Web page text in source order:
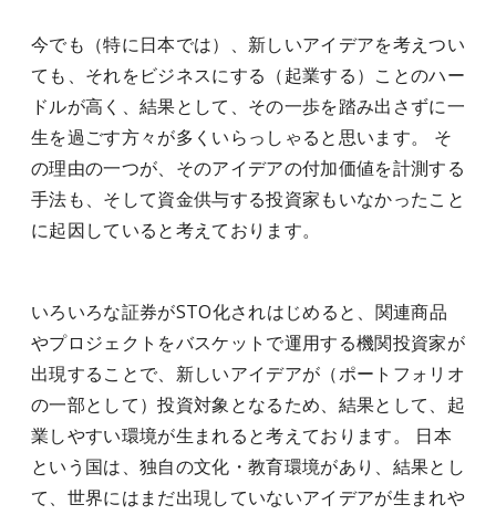
今でも（特に日本では）、新しいアイデアを考えつい
ても、それをビジネスにする（起業する）ことのハー
ドルが高く、結果として、その一歩を踏み出さずに一
生を過ごす方々が多くいらっしゃると思います。 そ
の理由の一つが、そのアイデアの付加価値を計測する
手法も、そして資金供与する投資家もいなかったこと
に起因していると考えております。
いろいろな証券がSTO化されはじめると、関連商品
やプロジェクトをバスケットで運用する機関投資家が
出現することで、新しいアイデアが（ポートフォリオ
の一部として）投資対象となるため、結果として、起
業しやすい環境が生まれると考えております。 日本
という国は、独自の文化・教育環境があり、結果とし
て、世界にはまだ出現していないアイデアが生まれや